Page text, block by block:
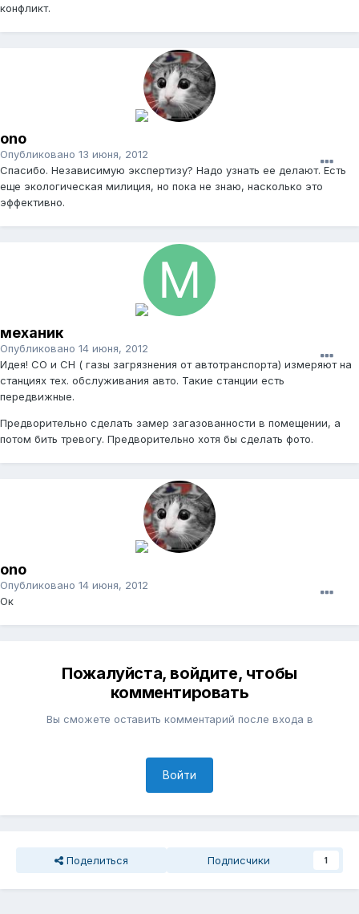
конфликт.
ono
Опубликовано 13 июня, 2012
Спасибо. Независимую экспертизу? Надо узнать ее делают. Есть
еще экологическая милиция, но пока не знаю, насколько это
эффективно.
механик
Опубликовано 14 июня, 2012
Идея! CO и CH ( газы загрязнения от автотранспорта) измеряют на
станциях тех. обслуживания авто. Такие станции есть
передвижные.
Предворительно сделать замер загазованности в помещении, а
потом бить тревогу. Предворительно хотя бы сделать фото.
ono
Опубликовано 14 июня, 2012
Ок
Пожалуйста, войдите, чтобы
комментировать
Вы сможете оставить комментарий после входа в
Войти
Поделиться Подписчики 1